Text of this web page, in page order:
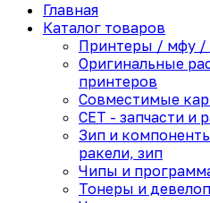
Главная
Каталог товаров
Принтеры / мфу /
Оригинальные
принтеров
Совместимые
CET - запчасти и
Зип и
ракели, зип
Чипы и
Тонеры и